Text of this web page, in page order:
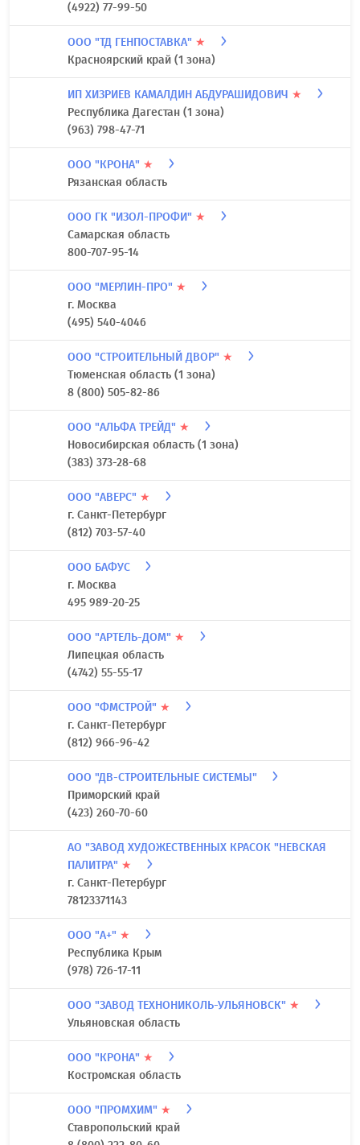
(4922) 77-99-50
ООО "ТД ГЕНПОСТАВКА" ★
Красноярский край (1 зона)
ИП ХИЗРИЕВ КАМАЛДИН АБДУРАШИДОВИЧ ★
Республика Дагестан (1 зона)
(963) 798-47-71
ООО "КРОНА" ★
Рязанская область
ООО ГК "ИЗОЛ-ПРОФИ" ★
Самарская область
800-707-95-14
ООО "МЕРЛИН-ПРО" ★
г. Москва
(495) 540-4046
ООО "СТРОИТЕЛЬНЫЙ ДВОР" ★
Тюменская область (1 зона)
8 (800) 505-82-86
ООО "АЛЬФА ТРЕЙД" ★
Новосибирская область (1 зона)
(383) 373-28-68
ООО "АВЕРС" ★
г. Санкт-Петербург
(812) 703-57-40
ООО БАФУС
г. Москва
495 989-20-25
ООО "АРТЕЛЬ-ДОМ" ★
Липецкая область
(4742) 55-55-17
ООО "ФМСТРОЙ" ★
г. Санкт-Петербург
(812) 966-96-42
ООО "ДВ-СТРОИТЕЛЬНЫЕ СИСТЕМЫ"
Приморский край
(423) 260-70-60
АО "ЗАВОД ХУДОЖЕСТВЕННЫХ КРАСОК "НЕВСКАЯ
ПАЛИТРА" ★
г. Санкт-Петербург
78123371143
ООО "А+" ★
Республика Крым
(978) 726-17-11
ООО "ЗАВОД ТЕХНОНИКОЛЬ-УЛЬЯНОВСК" ★
Ульяновская область
ООО "КРОНА" ★
Костромская область
ООО "ПРОМХИМ" ★
Ставропольский край